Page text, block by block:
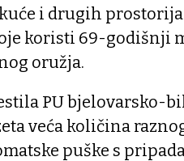
i drugih
koristi 69-godišnji
oružja.
PU bjelovarsko-
veća količina
puške s